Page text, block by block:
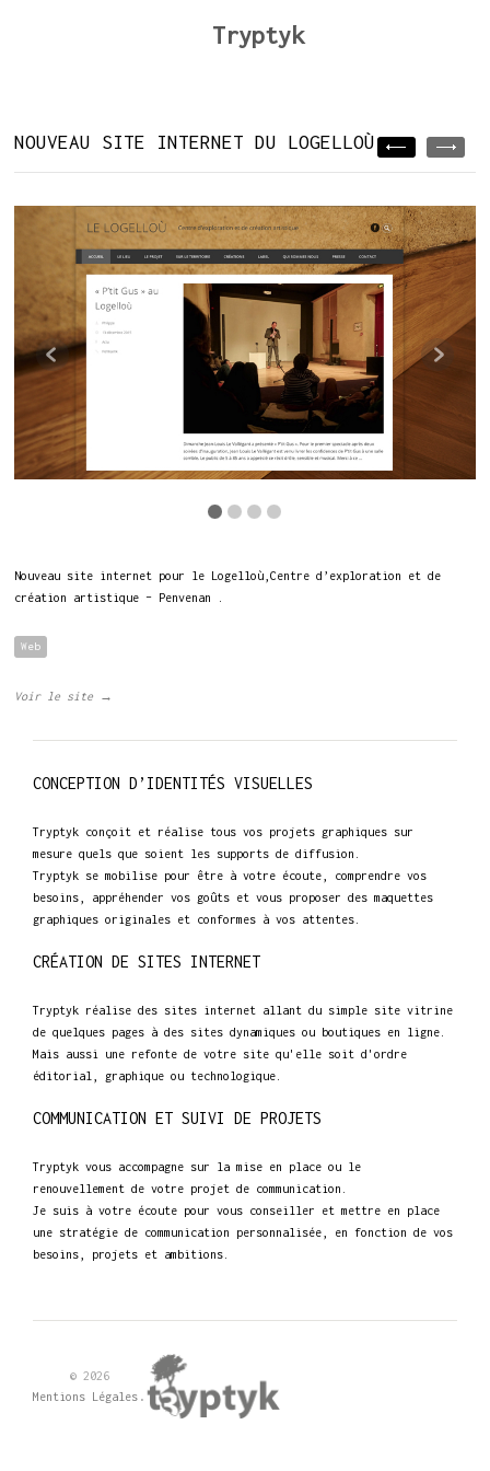
Tryptyk
NOUVEAU SITE INTERNET DU LOGELLOÙ
Nouveau site internet pour le Logelloù,Centre d’exploration et de
création artistique – Penvenan .
Web
Voir le site →
CONCEPTION D’IDENTITÉS VISUELLES
Tryptyk conçoit et réalise tous vos projets graphiques sur
mesure quels que soient les supports de diffusion.
Tryptyk se mobilise pour être à votre écoute, comprendre vos
besoins, appréhender vos goûts et vous proposer des maquettes
graphiques originales et conformes à vos attentes.
CRÉATION DE SITES INTERNET
Tryptyk réalise des sites internet allant du simple site vitrine
de quelques pages à des sites dynamiques ou boutiques en ligne.
Mais aussi une refonte de votre site qu'elle soit d'ordre
éditorial, graphique ou technologique.
COMMUNICATION ET SUIVI DE PROJETS
Tryptyk vous accompagne sur la mise en place ou le
renouvellement de votre projet de communication.
Je suis à votre écoute pour vous conseiller et mettre en place
une stratégie de communication personnalisée, en fonction de vos
besoins, projets et ambitions.
© 2026
Mentions Légales .